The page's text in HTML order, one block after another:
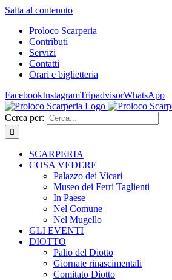
Salta al contenuto
Proloco Scarperia
Contributi
Servizi
Contatti
Orari e biglietteria
FacebookInstagramTripadvisorWhatsApp
Cerca per:
SCARPERIA
COSA VEDERE
Palazzo dei Vicari
Museo dei Ferri Taglienti
In Paese
Nel Comune
Nel Mugello
GLI EVENTI
DIOTTO
Palio del Diotto
Giornate rinascimentali
Comitato Diotto